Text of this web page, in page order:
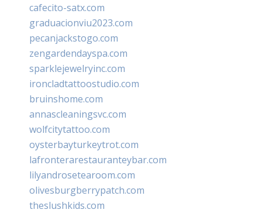
cafecito-satx.com
graduacionviu2023.com
pecanjackstogo.com
zengardendayspa.com
sparklejewelryinc.com
ironcladtattoostudio.com
bruinshome.com
annascleaningsvc.com
wolfcitytattoo.com
oysterbayturkeytrot.com
lafronterarestauranteybar.com
lilyandrosetearoom.com
olivesburgberrypatch.com
theslushkids.com